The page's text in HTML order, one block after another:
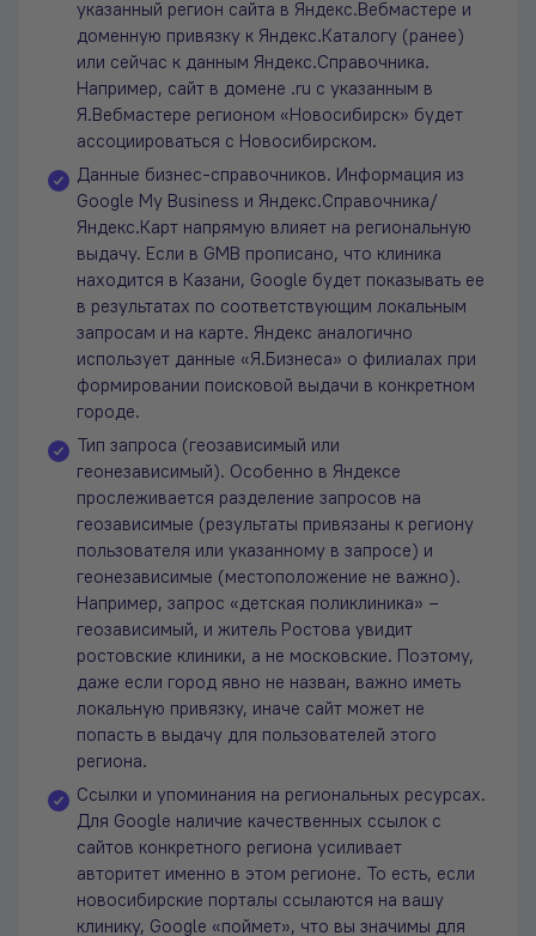
указанный регион сайта в Яндекс.Вебмастере и
доменную привязку к Яндекс.Каталогу (ранее)
или сейчас к данным Яндекс.Справочника.
Например, сайт в домене .ru с указанным в
Я.Вебмастере регионом «Новосибирск» будет
ассоциироваться с Новосибирском.
Данные бизнес-справочников. Информация из
Google My Business и Яндекс.Справочника/
Яндекс.Карт напрямую влияет на региональную
выдачу. Если в GMB прописано, что клиника
находится в Казани, Google будет показывать ее
в результатах по соответствующим локальным
запросам и на карте. Яндекс аналогично
использует данные «Я.Бизнеса» о филиалах при
формировании поисковой выдачи в конкретном
городе.
Тип запроса (геозависимый или
геонезависимый). Особенно в Яндексе
прослеживается разделение запросов на
геозависимые (результаты привязаны к региону
пользователя или указанному в запросе) и
геонезависимые (местоположение не важно).
Например, запрос «детская поликлиника» –
геозависимый, и житель Ростова увидит
ростовские клиники, а не московские. Поэтому,
даже если город явно не назван, важно иметь
локальную привязку, иначе сайт может не
попасть в выдачу для пользователей этого
региона.
Ссылки и упоминания на региональных ресурсах.
Для Google наличие качественных ссылок с
сайтов конкретного региона усиливает
авторитет именно в этом регионе. То есть, если
новосибирские порталы ссылаются на вашу
клинику, Google «поймет», что вы значимы для